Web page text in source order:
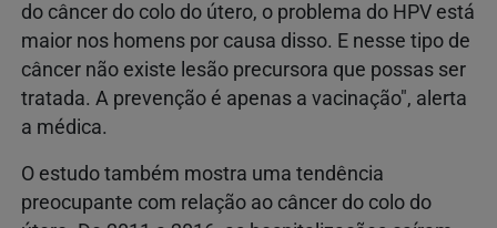
do câncer do colo do útero, o problema do HPV está
maior nos homens por causa disso. E nesse tipo de
câncer não existe lesão precursora que possas ser
tratada. A prevenção é apenas a vacinação", alerta
a médica.
O estudo também mostra uma tendência
preocupante com relação ao câncer do colo do